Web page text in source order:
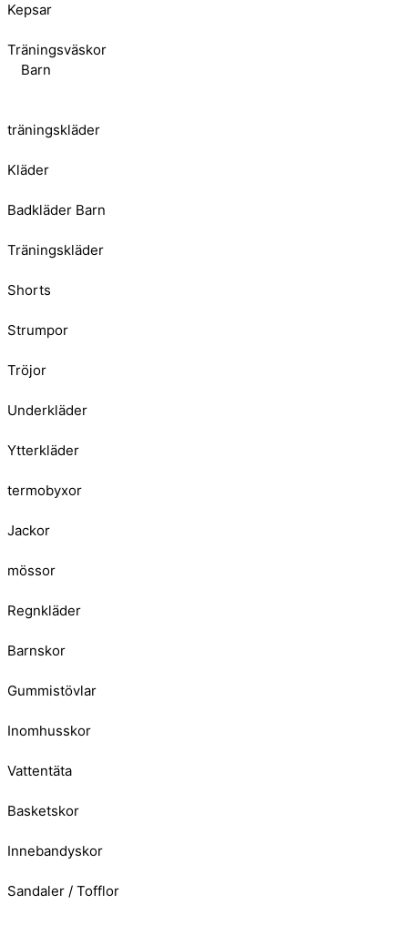
Kepsar
Träningsväskor
Barn
träningskläder
Kläder
Badkläder Barn
Träningskläder
Shorts
Strumpor
Tröjor
Underkläder
Ytterkläder
termobyxor
Jackor
mössor
Regnkläder
Barnskor
Gummistövlar
Inomhusskor
Vattentäta
Basketskor
Innebandyskor
Sandaler / Tofflor